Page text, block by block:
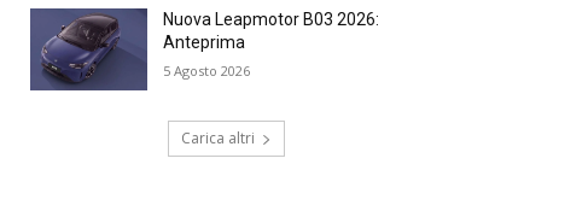
Nuova Leapmotor B03 2026:
Anteprima
5 Agosto 2026
Carica altri